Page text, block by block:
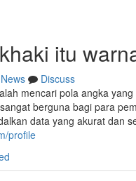
itu
News
Discuss
mencari pola angka
berguna bagi para
data yang akurat dan
profile